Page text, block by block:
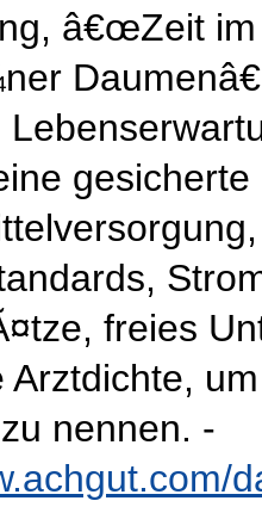
â€œZeit im
gesicherte
freies
Arztdichte,
nennen. -